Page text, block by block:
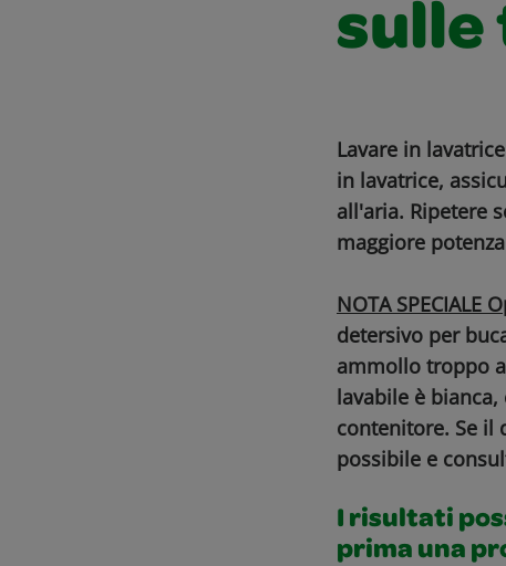
sulle
Lavare in
in lavatrice,
all'aria. Ripetere
maggiore
NOTA SPECIALE
detersivo per
ammollo troppo
lavabile è
contenitore. Se il
possibile e
I risultati
prima una